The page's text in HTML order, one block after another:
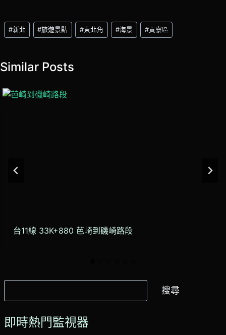
Post
Tags:
#新北 #旅遊景點 #東北角 #海景 #貢寮區
Similar Posts
台11線 33K+880 芭崎到磯崎路段
尋
搜尋
即時熱門監視器